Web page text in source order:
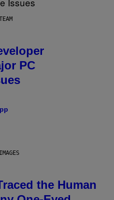
PC
the Human